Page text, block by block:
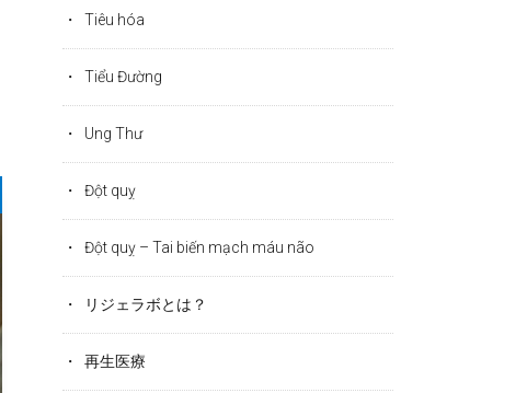
Tiêu hóa
Tiểu Đường
Ung Thư
Đột quỵ
Đột quỵ – Tai biến mạch máu não
リジェラボとは？
再生医療